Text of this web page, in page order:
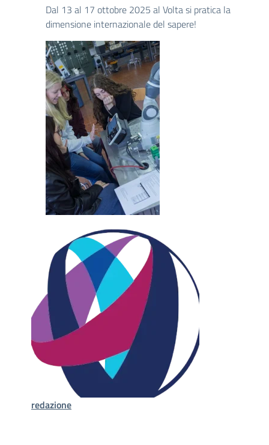
Dal 13 al 17 ottobre 2025 al Volta si pratica la
dimensione internazionale del sapere!
redazione